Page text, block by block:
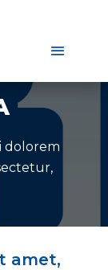
dolorem
amet,